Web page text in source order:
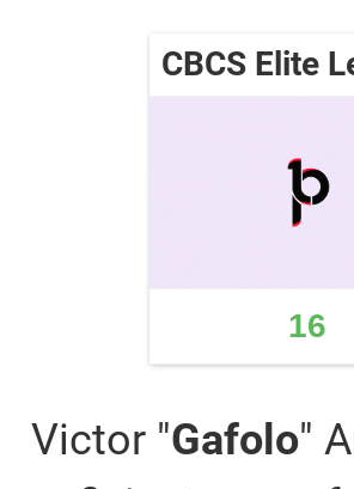
CBCS Elite
16
Victor "Gafolo"